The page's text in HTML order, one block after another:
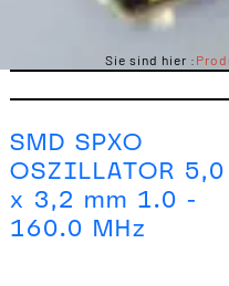
Sie sind hier :
SMD SPXO
OSZILLATOR 5,0
x 3,2 mm 1.0 -
160.0 MHz